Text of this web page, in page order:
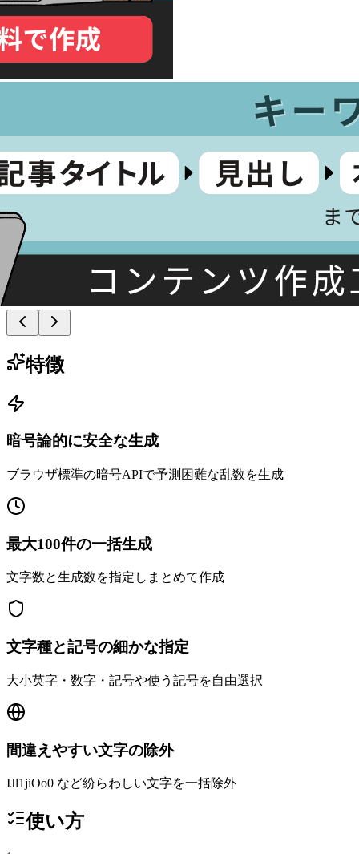
特徴
暗号論的に安全な生成
ブラウザ標準の暗号APIで予測困難な乱数を生成
最大100件の一括生成
文字数と生成数を指定しまとめて作成
文字種と記号の細かな指定
大小英字・数字・記号や使う記号を自由選択
間違えやすい文字の除外
IJl1jiOo0 など紛らわしい文字を一括除外
使い方